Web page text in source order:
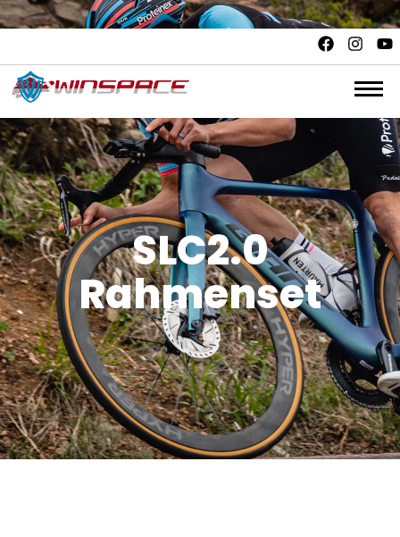
Quality and safety.Unbeatable value. Fair price
SLC2.0
Rahmenset